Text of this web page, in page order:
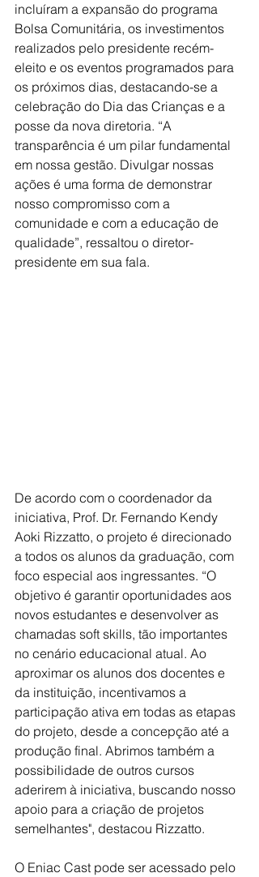
incluíram a expansão do programa
Bolsa Comunitária, os investimentos
realizados pelo presidente recém-
eleito e os eventos programados para
os próximos dias, destacando-se a
celebração do Dia das Crianças e a
posse da nova diretoria. “A
transparência é um pilar fundamental
em nossa gestão. Divulgar nossas
ações é uma forma de demonstrar
nosso compromisso com a
comunidade e com a educação de
qualidade”, ressaltou o diretor-
presidente em sua fala.
De acordo com o coordenador da
iniciativa, Prof. Dr. Fernando Kendy
Aoki Rizzatto, o projeto é direcionado
a todos os alunos da graduação, com
foco especial aos ingressantes. “O
objetivo é garantir oportunidades aos
novos estudantes e desenvolver as
chamadas soft skills, tão importantes
no cenário educacional atual. Ao
aproximar os alunos dos docentes e
da instituição, incentivamos a
participação ativa em todas as etapas
do projeto, desde a concepção até a
produção final. Abrimos também a
possibilidade de outros cursos
aderirem à iniciativa, buscando nosso
apoio para a criação de projetos
semelhantes", destacou Rizzatto.
O Eniac Cast pode ser acessado pelo